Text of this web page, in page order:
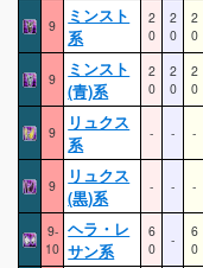
9
ミンスト
系
2
0
2
0
2
0
9
ミンスト
(青)系
2
0
2
0
2
0
9
リュクス
系
- - -
9
リュクス
(黒)系
- - -
9-
10
ヘラ・レ
サン系
6
0
-
6
0